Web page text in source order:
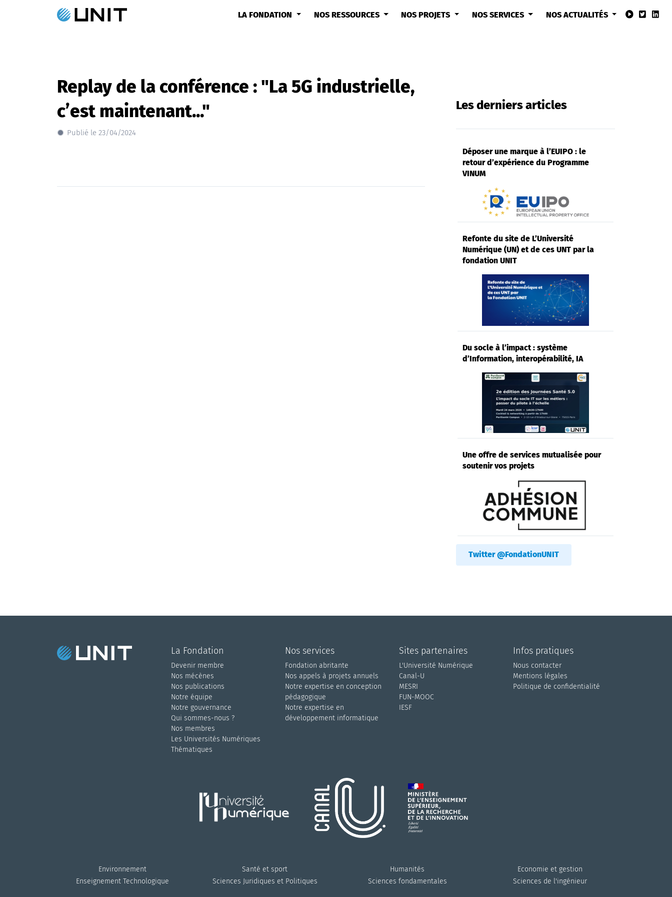
LA FONDATION NOS RESSOURCES NOS PROJETS NOS SERVICES NOS ACTUALITÉS
Replay de la conférence : "La 5G industrielle,
c’est maintenant..."
Publié le 23/04/2024
Les derniers articles
Déposer une marque à l’EUIPO : le
retour d’expérience du Programme
VINUM
Refonte du site de L’Université
Numérique (UN) et de ces UNT par la
fondation UNIT
Du socle à l’impact : système
d’Information, interopérabilité, IA
Une offre de services mutualisée pour
soutenir vos projets
Twitter @FondationUNIT
La Fondation
Devenir membre
Nos mécènes
Nos publications
Notre équipe
Notre gouvernance
Qui sommes-nous ?
Nos membres
Les Universités Numériques
Thématiques
Nos services
Fondation abritante
Nos appels à projets annuels
Notre expertise en conception
pédagogique
Notre expertise en
développement informatique
Sites partenaires
L'Université Numérique
Canal-U
MESRI
FUN-MOOC
IESF
Infos pratiques
Nous contacter
Mentions légales
Politique de confidentialité
Environnement
Enseignement Technologique
Santé et sport
Sciences Juridiques et Politiques
Humanités
Sciences fondamentales
Economie et gestion
Sciences de l'ingénieur